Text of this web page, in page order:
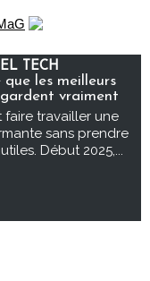
TECH
les meilleurs
vraiment
faire travailler une
sans prendre
Début 2025,...